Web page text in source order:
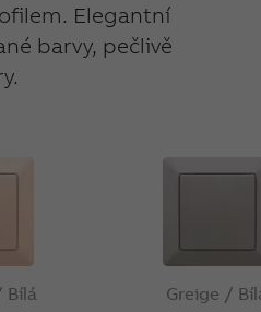
Elegantní
barvy, pečlivě
Bílá Greige /